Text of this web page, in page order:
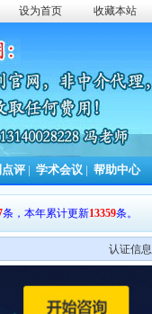
设为首页 收藏本站
评 学术会议 帮助中心
本年累计更新13359条。
认证信息